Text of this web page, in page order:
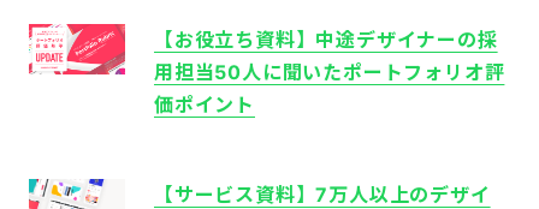
【お役立ち資料】中途デザイナーの採
用担当50人に聞いたポートフォリオ評
価ポイント
【サービス資料】7万人以上のデザイ